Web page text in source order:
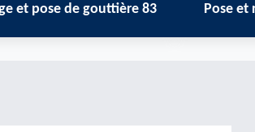
gouttière 83 Pose et réparation